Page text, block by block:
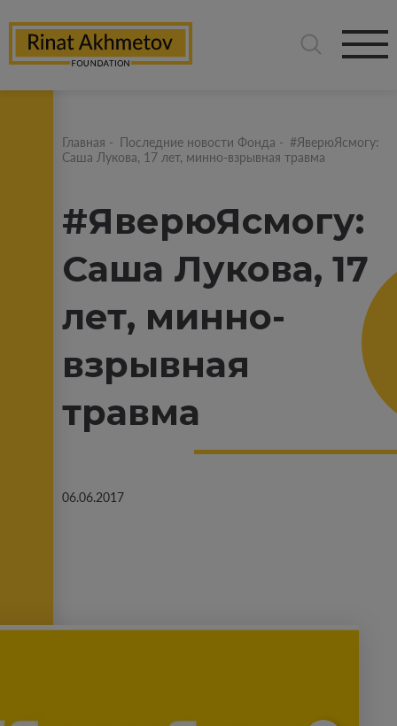
Главная - Последние новости Фонда - #ЯверюЯсмогу:
Саша Лукова, 17 лет, минно-взрывная травма
#ЯверюЯсмогу:
Саша Лукова, 17
лет, минно-
взрывная
травма
06.06.2017